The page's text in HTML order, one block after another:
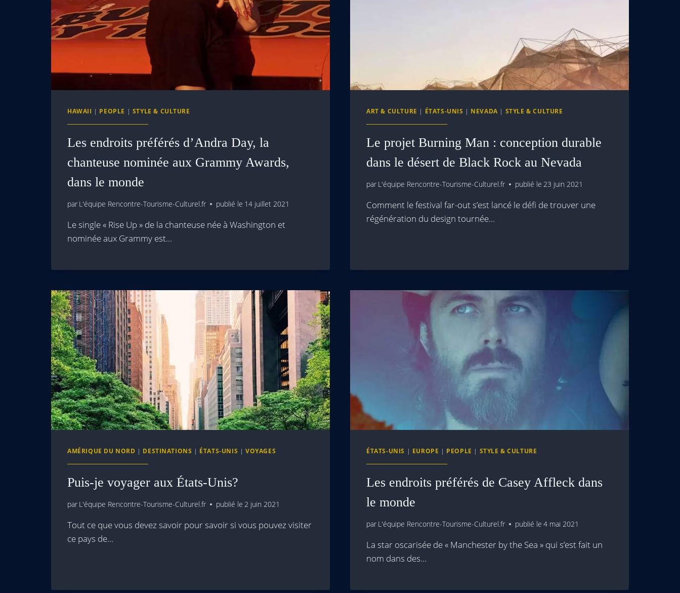
HAWAII | PEOPLE | STYLE & CULTURE
Les endroits préférés d’Andra Day, la
chanteuse nominée aux Grammy Awards,
dans le monde
par L'équipe Rencontre-Tourisme-Culturel.fr publié le 14 juillet 2021
Le single « Rise Up » de la chanteuse née à Washington et
nominée aux Grammy est…
ART & CULTURE | ÉTATS-UNIS | NEVADA | STYLE & CULTURE
Le projet Burning Man : conception durable
dans le désert de Black Rock au Nevada
par L'équipe Rencontre-Tourisme-Culturel.fr publié le 23 juin 2021
Comment le festival far-out s’est lancé le défi de trouver une
régénération du design tournée…
AMÉRIQUE DU NORD | DESTINATIONS | ÉTATS-UNIS |VOYAGES
Puis-je voyager aux États-Unis?
par L'équipe Rencontre-Tourisme-Culturel.fr publié le 2 juin 2021
Tout ce que vous devez savoir pour savoir si vous pouvez visiter
ce pays de…
ÉTATS-UNIS | EUROPE | PEOPLE | STYLE & CULTURE
Les endroits préférés de Casey Affleck dans
le monde
par L'équipe Rencontre-Tourisme-Culturel.fr publié le 4 mai 2021
La star oscarisée de « Manchester by the Sea » qui s’est fait un
nom dans des…